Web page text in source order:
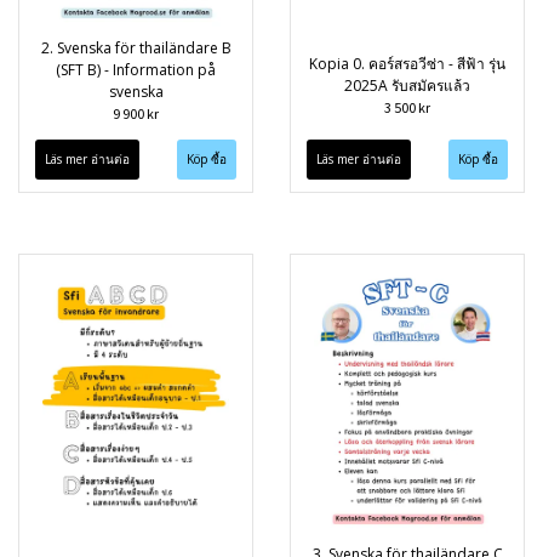
2. Svenska för thailändare B
(SFT B) - Information på
svenska
9 900 kr
Läs mer อ่านต่อ
Kopia 0. คอร์สรอวีซ่า - สีฟ้า รุ่น
2025A รับสมัครแล้ว
3 500 kr
Läs mer อ่านต่อ